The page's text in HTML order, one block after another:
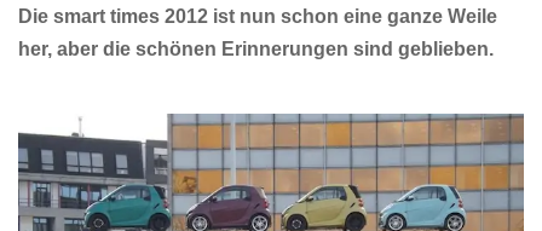
Die smart times 2012 ist nun schon eine ganze Weile
her, aber die schönen Erinnerungen sind geblieben.